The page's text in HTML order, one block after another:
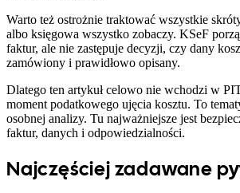
Warto też ostrożnie traktować wszystkie
albo księgowa wszystko zobaczy. KSeF
faktur, ale nie zastępuje decyzji, czy dany
zamówiony i prawidłowo opisany.
Dlatego ten artykuł celowo nie wchodzi w
moment podatkowego ujęcia kosztu. To
osobnej analizy. Tu najważniejsze jest
faktur, danych i odpowiedzialności.
Najczęściej zadawane